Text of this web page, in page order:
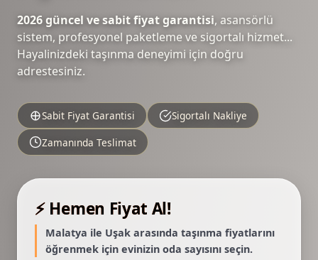
2026 güncel ve sabit fiyat garantisi, asansörlü
sistem, profesyonel paketleme ve sigortalı hizmet...
Hayalinizdeki taşınma deneyimi için doğru
adrestesiniz.
Sabit Fiyat Garantisi
Sigortalı Nakliye
Zamanında Teslimat
⚡ Hemen Fiyat Al!
Malatya ile Uşak arasında taşınma fiyatlarını
öğrenmek için evinizin oda sayısını seçin.